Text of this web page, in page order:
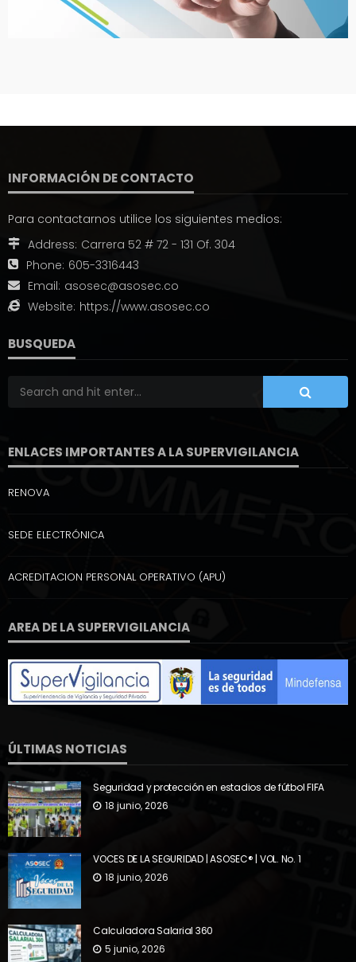
INFORMACIÓN DE CONTACTO
Para contactarnos utilice los siguientes medios:
Address: Carrera 52 # 72 - 131 Of. 304
Phone: 605-3316443
Email: asosec@asosec.co
Website: https://www.asosec.co
BUSQUEDA
ENLACES IMPORTANTES A LA SUPERVIGILANCIA
RENOVA
SEDE ELECTRÓNICA
ACREDITACION PERSONAL OPERATIVO (APU)
AREA DE LA SUPERVIGILANCIA
ÚLTIMAS NOTICIAS
Seguridad y protección en estadios de fútbol FIFA
18 junio, 2026
VOCES DE LA SEGURIDAD | ASOSEC® | VOL. No. 1
18 junio, 2026
Calculadora Salarial 360
5 junio, 2026